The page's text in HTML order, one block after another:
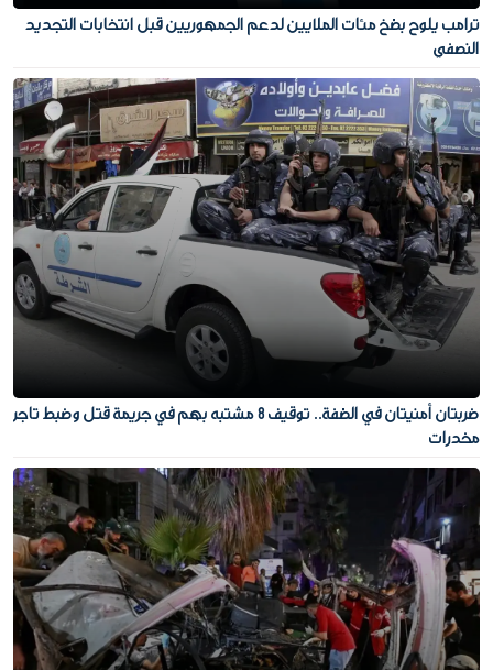
ترامب يلوح بضخ مئات الملايين لدعم الجمهوريين قبل انتخابات التجديد
النصفي
ضربتان أمنيتان في الضفة.. توقيف 8 مشتبه بهم في جريمة قتل وضبط تاجر
مخدرات